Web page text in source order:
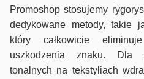
Promoshop stosujemy
dedykowane metody, takie
który całkowicie
uszkodzenia znaku. Dla
tonalnych na tekstyliach